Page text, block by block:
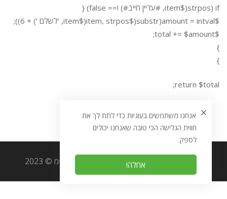
if (strpos($item, #עדיין חייב#) !== false) {
$amount = intval(substr($item, strpos($item, ‘לשלם ‘) + 6));
$total += $amount;
}
}
return $total;
כל הזכויות שמורות לאוריגמי מערכות מידע בע״מ © 2023
אנחנו משתמשים בעוגיות כדי לתת לך את
חווית הגלישה הכי טובה שאנחנו יכולים
לספק.
אחלה!